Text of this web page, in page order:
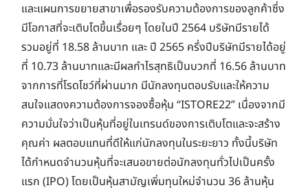
และแผนการขยายสาขาเพื่อรองรับความต้องการของลูกค้าซึ่ง
มีโอกาสที่จะเติบโตขึ้นเรื่อยๆ โดยในปี 2564 บริษัทมีรายได้
รวมอยู่ที่ 18.58 ล้านบาท และ ปี 2565 ครึ่งปีบริษัทมีรายได้อยู่
ที่ 10.73 ล้านบาทและมีผลกำไรสุทธิเป็นบวกที่ 16.56 ล้านบาท
จากการที่โรดโชว์ที่ผ่านมาก มีนักลงทุนตอบรับและให้ความ
สนใจแสดงความต้องการจองซื้อหุ้น “ISTORE22” เนื่องจากมี
ความมั่นใจว่าเป็นหุ้นที่อยู่ในเทรนด์ของการเติบโตและจะสร้าง
คุณค่า ผลตอบแทนที่ดีให้แก่นักลงทุนในระยะยาว ทั้งนี้บริษัท
ได้กำหนดจำนวนหุ้นที่จะเสนอขายต่อนักลงทุนทั่วไปเป็นครั้ง
แรก (IPO) โดยเป็นหุ้นสามัญเพิ่มทุนใหม่จำนวน 36 ล้านหุ้น